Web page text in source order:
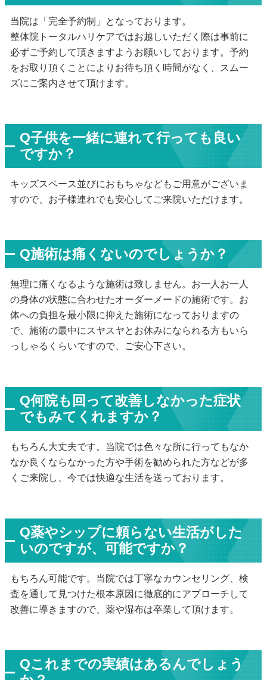
当院は「完全予約制」となっております。
整体院トータルハリケアではお越しいただく際は事前に
必ずご予約して頂きますようお願いしております。予約
をお取り頂くことによりお待ち頂く時間がなく、スムー
ズにご案内させて頂けます。
Q子供を一緒に連れて行っても良い
ですか？
キッズスペース並びにおもちゃなどもご用意がございま
すので、お子様連れでも安心してご来院いただけます。
Q施術は痛くないのでしょうか？
無理に痛くなるような施術は致しません。お一人お一人
の身体の状態に合わせたオーダーメードの施術です。お
体への負担を最小限に抑えた施術になっておりますの
で、施術の最中にスヤスヤとお休みになられる方もいら
っしゃるくらいですので、ご安心下さい。
Q何院も回って改善しなかった症状
でもみてくれますか？
もちろん大丈夫です。当院では色々な所に行ってもなか
なか良くならなかった方や手術を勧められた方などが多
くご来院し、今では快適な生活を送っております。
Q薬やシップに頼らない生活がした
いのですが、可能ですか？
もちろん可能です。当院では丁寧なカウンセリング、検
査を通して見つけた根本原因に徹底的にアプローチして
改善に導きますので、薬や湿布は卒業して頂けます。
Qこれまでの実績はあるんでしょう